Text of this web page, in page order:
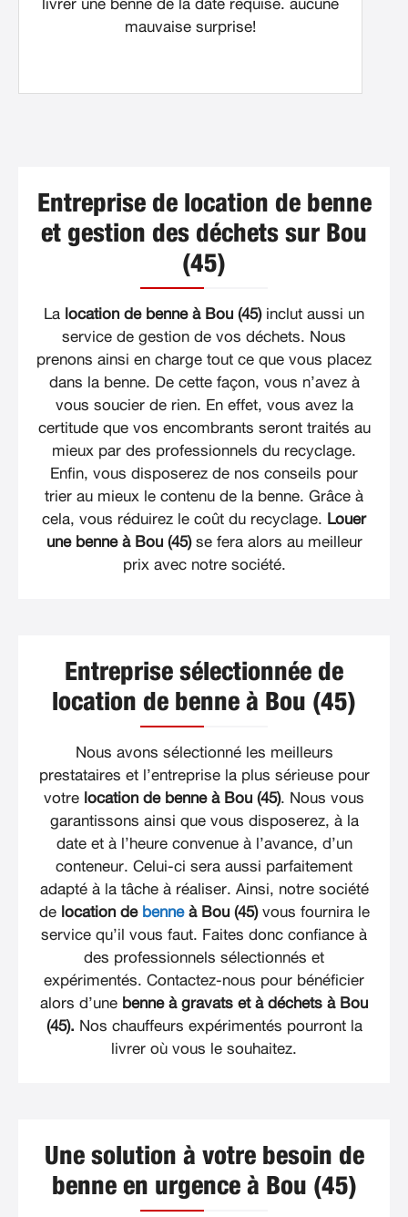
livrer une benne de la date requise. aucune
mauvaise surprise!
Entreprise de location de benne
et gestion des déchets sur Bou
(45)
La location de benne à Bou (45)inclut aussi un
service de gestion de vos déchets. Nous
prenons ainsi en charge tout ce que vous placez
dans la benne. De cette façon, vous n’avez à
vous soucier de rien. En effet, vous avez la
certitude que vos encombrants seront traités au
mieux par des professionnels du recyclage.
Enfin, vous disposerez de nos conseils pour
trier au mieux le contenu de la benne. Grâce à
cela, vous réduirez le coût du recyclage. Louer
une benne à Bou (45)se fera alors au meilleur
prix avec notre société.
Entreprise sélectionnée de
location de benne à Bou (45)
Nous avons sélectionné les meilleurs
prestataires et l’entreprise la plus sérieuse pour
votre location de benne à Bou (45). Nous vous
garantissons ainsi que vous disposerez, à la
date et à l’heure convenue à l’avance, d’un
conteneur. Celui-ci sera aussi parfaitement
adapté à la tâche à réaliser. Ainsi, notre société
de location de benneà Bou (45)vous fournira le
service qu’il vous faut. Faites donc confiance à
des professionnels sélectionnés et
expérimentés. Contactez-nous pour bénéficier
alors d’une benne à gravats et à déchets à Bou
(45). Nos chauffeurs expérimentés pourront la
livrer où vous le souhaitez.
Une solution à votre besoin de
benne en urgence à Bou (45)